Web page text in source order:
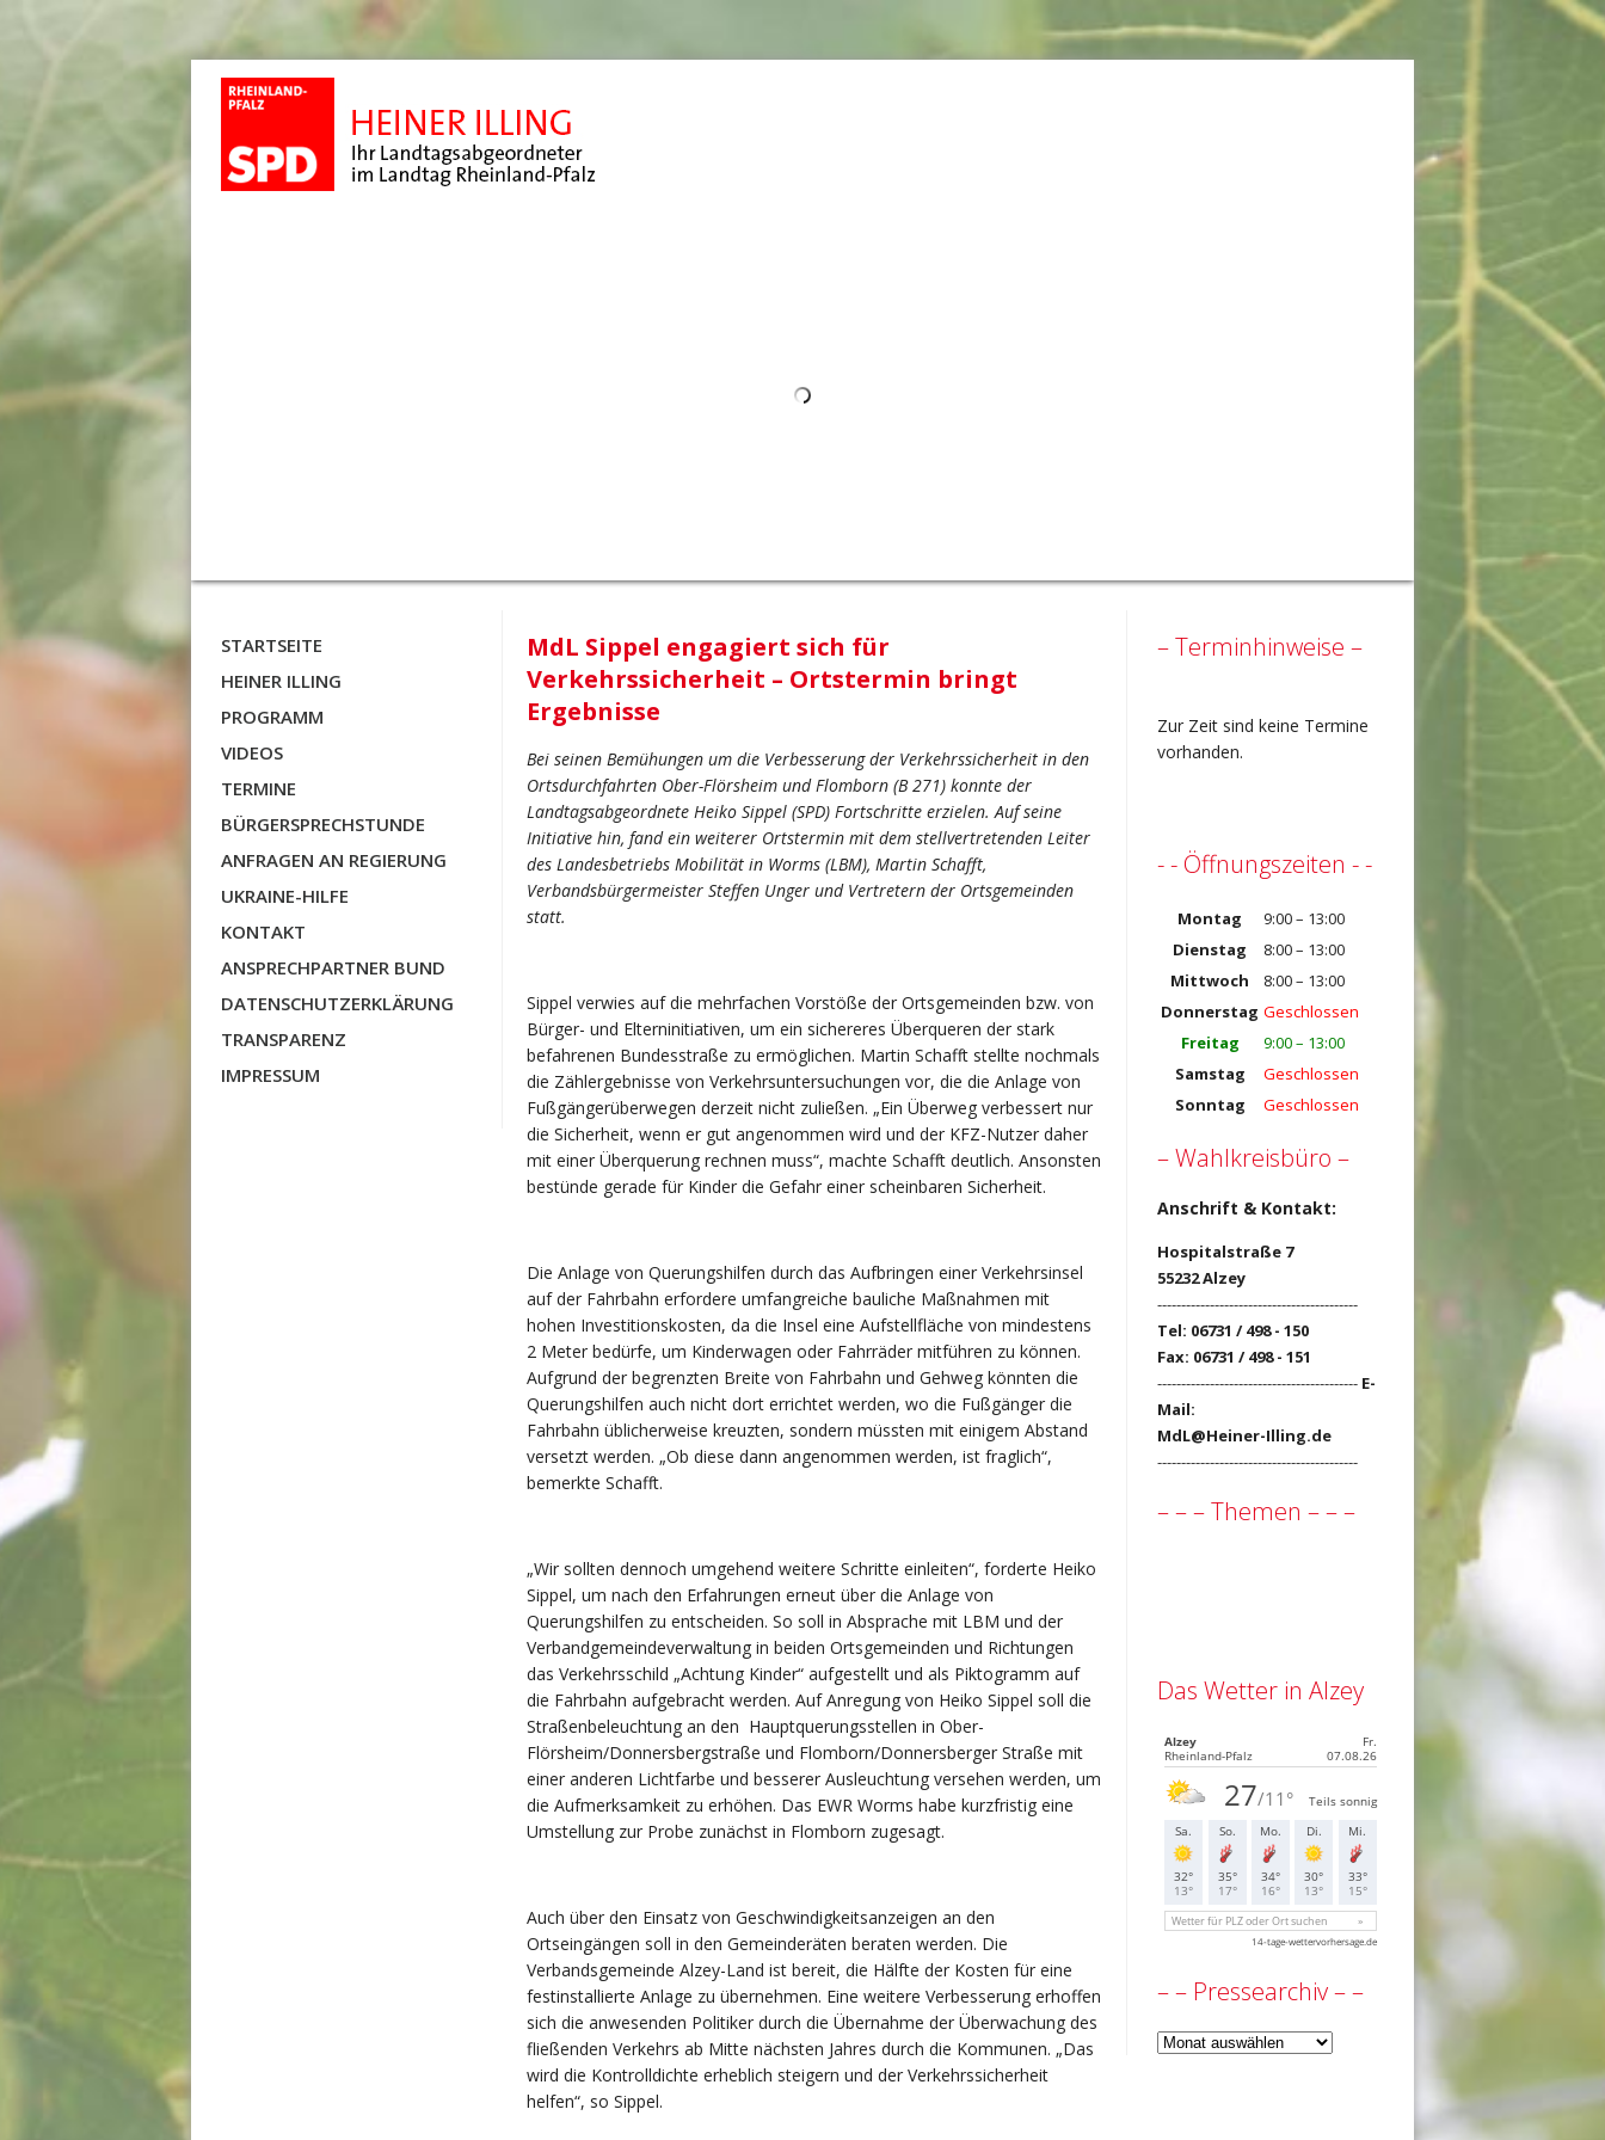
STARTSEITE
HEINER ILLING
PROGRAMM
VIDEOS
TERMINE
BÜRGERSPRECHSTUNDE
ANFRAGEN AN REGIERUNG
UKRAINE-HILFE
KONTAKT
ANSPRECHPARTNER BUND
DATENSCHUTZERKLÄRUNG
TRANSPARENZ
IMPRESSUM
MdL Sippel engagiert sich für
Verkehrssicherheit – Ortstermin bringt
Ergebnisse
Bei seinen Bemühungen um die Verbesserung der Verkehrssicherheit in den
Ortsdurchfahrten Ober-Flörsheim und Flomborn (B 271) konnte der
Landtagsabgeordnete Heiko Sippel (SPD) Fortschritte erzielen. Auf seine
Initiative hin, fand ein weiterer Ortstermin mit dem stellvertretenden Leiter
des Landesbetriebs Mobilität in Worms (LBM), Martin Schafft,
Verbandsbürgermeister Steffen Unger und Vertretern der Ortsgemeinden
statt.
Sippel verwies auf die mehrfachen Vorstöße der Ortsgemeinden bzw. von
Bürger- und Elterninitiativen, um ein sichereres Überqueren der stark
befahrenen Bundesstraße zu ermöglichen. Martin Schafft stellte nochmals
die Zählergebnisse von Verkehrsuntersuchungen vor, die die Anlage von
Fußgängerüberwegen derzeit nicht zuließen. „Ein Überweg verbessert nur
die Sicherheit, wenn er gut angenommen wird und der KFZ-Nutzer daher
mit einer Überquerung rechnen muss“, machte Schafft deutlich. Ansonsten
bestünde gerade für Kinder die Gefahr einer scheinbaren Sicherheit.
Die Anlage von Querungshilfen durch das Aufbringen einer Verkehrsinsel
auf der Fahrbahn erfordere umfangreiche bauliche Maßnahmen mit
hohen Investitionskosten, da die Insel eine Aufstellfläche von mindestens
2 Meter bedürfe, um Kinderwagen oder Fahrräder mitführen zu können.
Aufgrund der begrenzten Breite von Fahrbahn und Gehweg könnten die
Querungshilfen auch nicht dort errichtet werden, wo die Fußgänger die
Fahrbahn üblicherweise kreuzten, sondern müssten mit einigem Abstand
versetzt werden. „Ob diese dann angenommen werden, ist fraglich“,
bemerkte Schafft.
„Wir sollten dennoch umgehend weitere Schritte einleiten“, forderte Heiko
Sippel, um nach den Erfahrungen erneut über die Anlage von
Querungshilfen zu entscheiden. So soll in Absprache mit LBM und der
Verbandgemeindeverwaltung in beiden Ortsgemeinden und Richtungen
das Verkehrsschild „Achtung Kinder“ aufgestellt und als Piktogramm auf
die Fahrbahn aufgebracht werden. Auf Anregung von Heiko Sippel soll die
Straßenbeleuchtung an den Hauptquerungsstellen in Ober-
Flörsheim/Donnersbergstraße und Flomborn/Donnersberger Straße mit
einer anderen Lichtfarbe und besserer Ausleuchtung versehen werden, um
die Aufmerksamkeit zu erhöhen. Das EWR Worms habe kurzfristig eine
Umstellung zur Probe zunächst in Flomborn zugesagt.
Auch über den Einsatz von Geschwindigkeitsanzeigen an den
Ortseingängen soll in den Gemeinderäten beraten werden. Die
Verbandsgemeinde Alzey-Land ist bereit, die Hälfte der Kosten für eine
festinstallierte Anlage zu übernehmen. Eine weitere Verbesserung erhoffen
sich die anwesenden Politiker durch die Übernahme der Überwachung des
fließenden Verkehrs ab Mitte nächsten Jahres durch die Kommunen. „Das
wird die Kontrolldichte erheblich steigern und der Verkehrssicherheit
helfen“, so Sippel.
– Terminhinweise –
Zur Zeit sind keine Termine
vorhanden.
- - Öffnungszeiten - -
Montag
9:00 – 13:00
Dienstag
8:00 – 13:00
Mittwoch
8:00 – 13:00
Donnerstag Geschlossen
Freitag
9:00 – 13:00
Samstag
Geschlossen
Sonntag
Geschlossen
– Wahlkreisbüro –
Anschrift & Kontakt:
Hospitalstraße 7
55232 Alzey
------------------------------------------
Tel: 06731 / 498 - 150
Fax: 06731 / 498 - 151
------------------------------------------ E-
Mail:
MdL@Heiner-Illing.de
------------------------------------------
– – – Themen – – –
Das Wetter in Alzey
– – Pressearchiv – –